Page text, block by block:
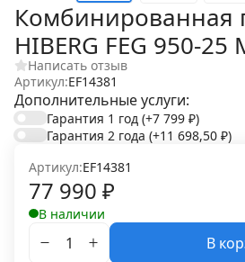
Комбинированная
HIBERG FEG 950-25
Написать отзыв
Артикул:EF14381
Дополнительные услуги:
Гарантия 1 год (+7 799 ₽)
Гарантия 2 года (+11 698,50 ₽)
Артикул:EF14381
77 990 ₽
В наличии
В